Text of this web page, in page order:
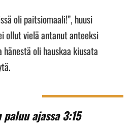
oli paitsiomaali!”, huusi
ollut vielä antanut anteeksi
oli hauskaa kiusata
paluu ajassa 3:15